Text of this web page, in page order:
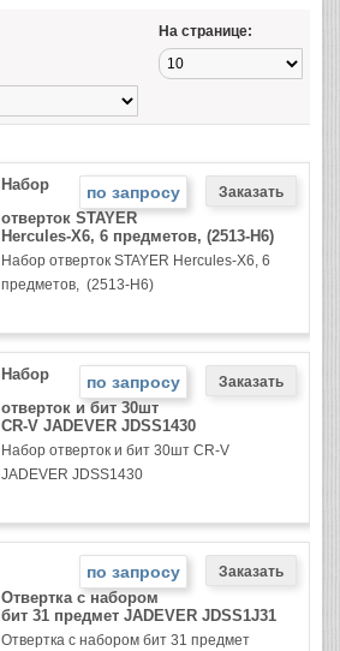
На странице:
по запросу
Набор
отверток STAYER
Hercules-X6, 6 предметов, (2513-H6)
Набор отверток STAYER Hercules-X6, 6
предметов, (2513-H6)
по запросу
Набор
отверток и бит 30шт
CR-V JADEVER JDSS1430
Набор отверток и бит 30шт CR-V
JADEVER JDSS1430
по запросу
Отвертка с набором
бит 31 предмет JADEVER JDSS1J31
Отвертка с набором бит 31 предмет